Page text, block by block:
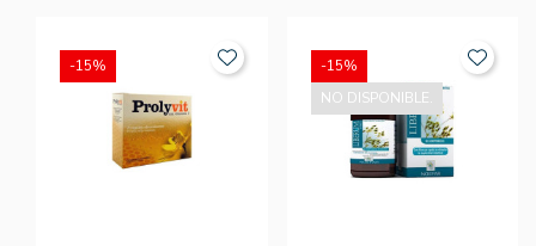
-15%
-15%
NO DISPONIBLE.